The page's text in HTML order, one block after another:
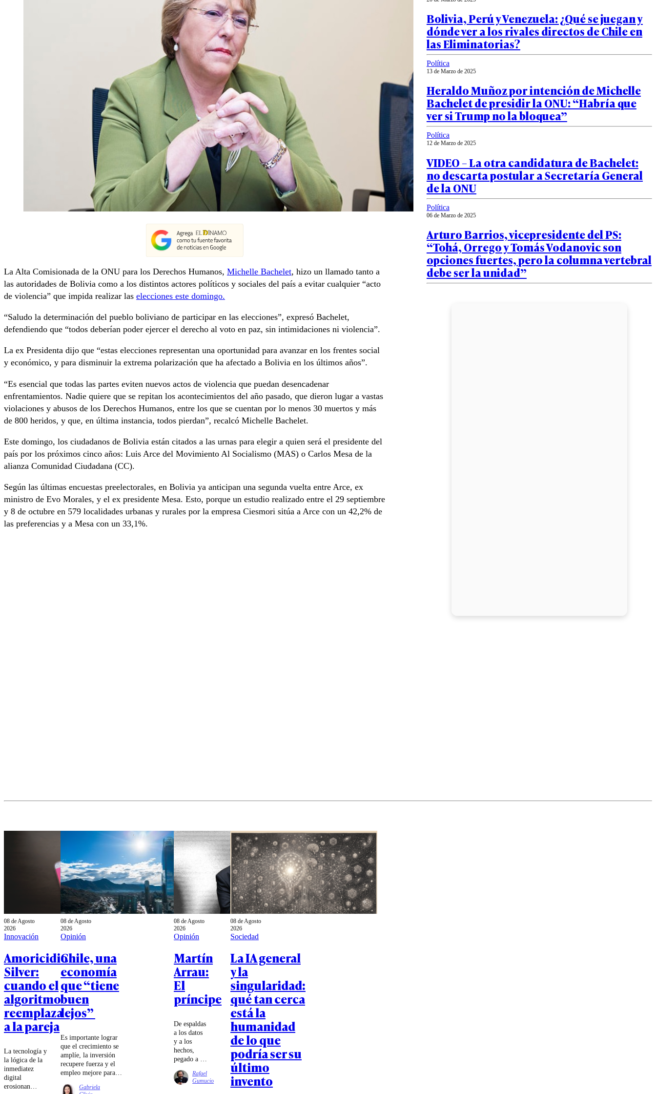
La Alta Comisionada de la ONU para los Derechos Humanos, Michelle Bachelet, hizo un llamado tanto a
las autoridades de Bolivia como a los distintos actores políticos y sociales del país a evitar cualquier “acto
de violencia” que impida realizar las elecciones este domingo.
“Saludo la determinación del pueblo boliviano de participar en las elecciones”, expresó Bachelet,
defendiendo que “todos deberían poder ejercer el derecho al voto en paz, sin intimidaciones ni violencia”.
La ex Presidenta dijo que “estas elecciones representan una oportunidad para avanzar en los frentes social
y económico, y para disminuir la extrema polarización que ha afectado a Bolivia en los últimos años”.
“Es esencial que todas las partes eviten nuevos actos de violencia que puedan desencadenar
enfrentamientos. Nadie quiere que se repitan los acontecimientos del año pasado, que dieron lugar a vastas
violaciones y abusos de los Derechos Humanos, entre los que se cuentan por lo menos 30 muertos y más
de 800 heridos, y que, en última instancia, todos pierdan”, recalcó Michelle Bachelet.
Este domingo, los ciudadanos de Bolivia están citados a las urnas para elegir a quien será el presidente del
país por los próximos cinco años: Luis Arce del Movimiento Al Socialismo (MAS) o Carlos Mesa de la
alianza Comunidad Ciudadana (CC).
Según las últimas encuestas preelectorales, en Bolivia ya anticipan una segunda vuelta entre Arce, ex
ministro de Evo Morales, y el ex presidente Mesa. Esto, porque un estudio realizado entre el 29 septiembre
y 8 de octubre en 579 localidades urbanas y rurales por la empresa Ciesmori sitúa a Arce con un 42,2% de
las preferencias y a Mesa con un 33,1%.
Bolivia, Perú y Venezuela: ¿Qué se juegan y
dónde ver a los rivales directos de Chile en
las Eliminatorias?
Política
13 de Marzo de 2025
Heraldo Muñoz por intención de Michelle
Bachelet de presidir la ONU: “Habría que
ver si Trump no la bloquea”
Política
12 de Marzo de 2025
VIDEO – La otra candidatura de Bachelet:
no descarta postular a Secretaría General
de la ONU
Política
06 de Marzo de 2025
Arturo Barrios, vicepresidente del PS:
“Tohá, Orrego y Tomás Vodanovic son
opciones fuertes, pero la columna vertebral
debe ser la unidad”
08 de Agosto
2026
Innovación
Amoricidio
Silver:
cuando el
algoritmo
reemplaza
a la pareja
La tecnología y
la lógica de la
inmediatez
digital
erosionan
08 de Agosto
2026
Opinión
Chile, una
economía
que “tiene
buen
lejos”
Es importante lograr
que el crecimiento se
amplíe, la inversión
recupere fuerza y el
empleo mejore para
entre la macroeconomía
Gabriela
08 de Agosto
2026
Opinión
Martín
Arrau:
El
príncipe
De espaldas
a los datos
y a los
hechos,
pegado a la
Chile pide
eficiencia,
Rafael
Gumucio
08 de Agosto
2026
Sociedad
La IA general
y la
singularidad:
qué tan cerca
está la
humanidad
de lo que
podría ser su
último
invento